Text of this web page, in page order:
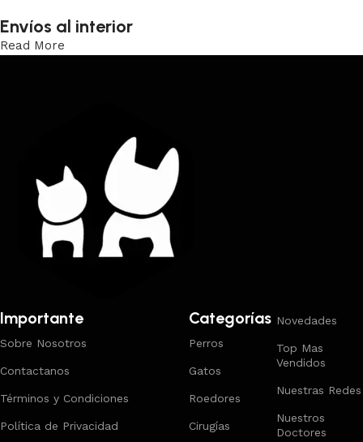
Envíos al interior
Read More
Importante
Sobre Nosotros
Contactanos
Términos y Condiciones
Política de Privacidad
Categorías
Perros
Gatos
Roedores
Cirugías
Novedades
Top Mas
Vendidos
Nuestras Redes
Nuestros
Doctores